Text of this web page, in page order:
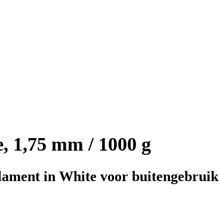
1,75 mm / 1000 g
in White voor buitengebruik